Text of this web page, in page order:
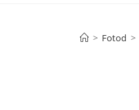
> Fotod >